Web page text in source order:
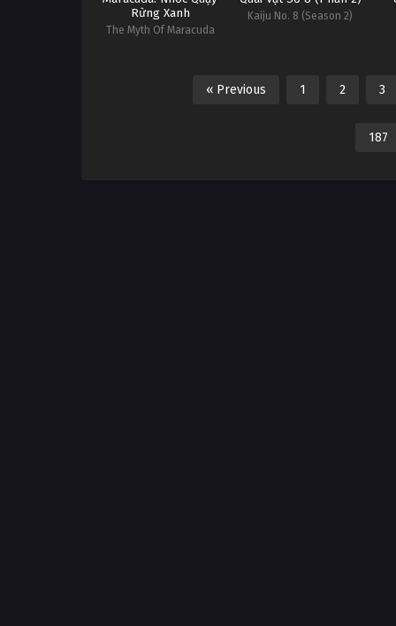
Rừng Xanh
The Myth Of Maracuda
Kaiju No. 8 (Season 2)
« Previous 1 2 3
187